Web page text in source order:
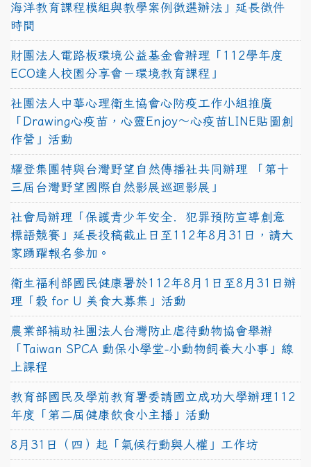
海洋教育課程模組與教學案例徵選辦法」延長徵件
時間
財團法人電路板環境公益基金會辦理「112學年度
ECO達人校園分享會－環境教育課程」
社團法人中華心理衛生協會心防疫工作小組推廣
「Drawing心疫苗，心靈Enjoy〜心疫苗LINE貼圖創
作營」活動
耀登集團特與台灣野望自然傳播社共同辦理 「第十
三屆台灣野望國際自然影展巡迴影展」
社會局辦理「保護青少年安全．犯罪預防宣導創意
標語競賽」延長投稿截止日至112年8月31日，請大
家踴躍報名參加。
衛生福利部國民健康署於112年8月1日至8月31日辦
理「穀 for U 美食大募集」活動
農業部補助社團法人台灣防止虐待動物協會舉辦
「Taiwan SPCA 動保小學堂-小動物飼養大小事」線
上課程
教育部國民及學前教育署委請國立成功大學辦理112
年度「第二屆健康飲食小主播」活動
8月31日（四）起「氣候行動與人權」工作坊